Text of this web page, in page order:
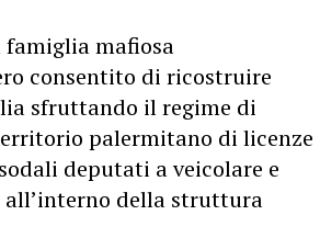
mafiosa
consentito di ricostruire
sfruttando il regime di
palermitano di licenze
deputati a veicolare e
della struttura